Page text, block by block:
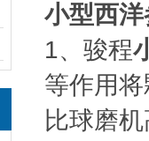
小型西
1、骏程
等作用
比球磨